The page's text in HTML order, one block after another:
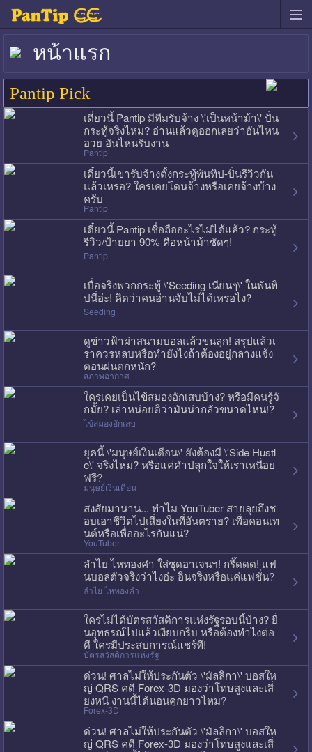
หน้าแรก
Pantip Pick
เดี๋ยวนี้ Pantip มีทีมรับจ้าง \'เป็นหน้าม้า\' ปั่น
กระทู้จริงไหม? อ่านแล้วดูออกเลยว่าอันไหน
อวย อันไหนรับงาน
Pantip
เดี๋ยวนี้เขารับจ้างตั้งกระทู้พันทิป-ปั่นรีวิวกัน
แล้วเหรอ? ใครเคยโดนจ้างหรือเคยจ้างบ้าง
ครับ
Pantip
เดี๋ยวนี้ Pantip เชื่อถืออะไรไม่ได้แล้ว? กระทู้
รีวิว/ป้ายยา 90% คือหน้าม้าชัดๆ!
Pantip
เบื่อจริงพวกกระทู้ \'Seeding เนียนๆ\' ในพันทิ
ปนี่อ่ะ! คิดว่าคนอ่านจับไม่ได้เหรอไง?
Seeding
ดูข่าวฟ้าผ่าสนามบอลแล้วขนลุก! สรุปแล้วเ
ราควรหลบหรือทำยังไงถ้าต้องอยู่กลางแจ้ง
ตอนฝนตกหนัก?
สภาพอากาศ
ใครเคยเป็นไข้สมองอักเสบบ้าง? หรือมีคนรู้จั
กมั้ย? เล่าหน่อยดิว่ามันน่ากลัวขนาดไหน!?
ไข้สมองอักเสบ
ยุคนี้ \'มนุษย์เงินเดือน\' ยังต้องมี \'Side Hustl
e\' จริงไหม? หรือแค่คำปลุกใจให้เราเหนื่อย
ฟรี?
มนุษย์เงินเดือน
สงสัยมานาน... ทำไม YouTuber สายลุยถึงช
อบเอาชีวิตไปเสี่ยงในที่อันตราย? เพื่อคอนเท
นต์หรือเพื่ออะไรกันแน่?
YouTuber
ลำไย ไหทองคำ ใส่ชุดอาเจนฯ! กรี๊ดดด! แฟ
นบอลตัวจริงว่าไงอ่ะ อินจริงหรือแค่แฟชั่น?
ลำไย ไหทองคำ
ใครไม่ได้บัตรสวัสดิการแห่งรัฐรอบนี้บ้าง? ยื่
นอุทธรณ์ไปแล้วเงียบกริบ หรือต้องทำไงต่อ
ดี ใครมีประสบการณ์แชร์ที!
บัตรสวัสดิการแห่งรัฐ
ด่วน! ศาลไม่ให้ประกันตัว \'มัลลิกา\' บอสให
ญ่ QRS คดี Forex-3D มองว่าโทษสูงและเสี่
ยงหนี งานนี้ได้นอนคุกยาวไหม?
Forex-3D
ด่วน! ศาลไม่ให้ประกันตัว \'มัลลิกา\' บอสให
ญ่ QRS คดี Forex-3D มองว่าโทษสูงและเสี่